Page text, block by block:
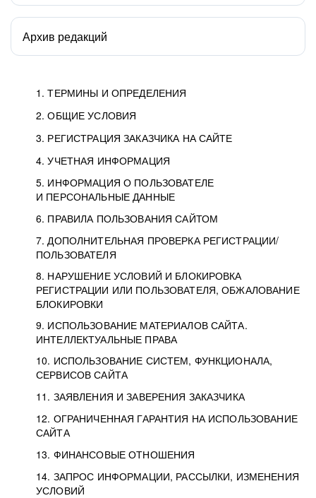
1. ТЕРМИНЫ И ОПРЕДЕЛЕНИЯ
2. ОБЩИЕ УСЛОВИЯ
3. РЕГИСТРАЦИЯ ЗАКАЗЧИКА НА САЙТЕ
4. УЧЕТНАЯ ИНФОРМАЦИЯ
5. ИНФОРМАЦИЯ О ПОЛЬЗОВАТЕЛЕ
И ПЕРСОНАЛЬНЫЕ ДАННЫЕ
6. ПРАВИЛА ПОЛЬЗОВАНИЯ САЙТОМ
7. ДОПОЛНИТЕЛЬНАЯ ПРОВЕРКА РЕГИСТРАЦИИ/
ПОЛЬЗОВАТЕЛЯ
8. НАРУШЕНИЕ УСЛОВИЙ И БЛОКИРОВКА
РЕГИСТРАЦИИ ИЛИ ПОЛЬЗОВАТЕЛЯ, ОБЖАЛОВАНИЕ
БЛОКИРОВКИ
9. ИСПОЛЬЗОВАНИЕ МАТЕРИАЛОВ САЙТА.
ИНТЕЛЛЕКТУАЛЬНЫЕ ПРАВА
10. ИСПОЛЬЗОВАНИЕ СИСТЕМ, ФУНКЦИОНАЛА,
СЕРВИСОВ САЙТА
11. ЗАЯВЛЕНИЯ И ЗАВЕРЕНИЯ ЗАКАЗЧИКА
12. ОГРАНИЧЕННАЯ ГАРАНТИЯ НА ИСПОЛЬЗОВАНИЕ
САЙТА
13. ФИНАНСОВЫЕ ОТНОШЕНИЯ
14. ЗАПРОС ИНФОРМАЦИИ, РАССЫЛКИ, ИЗМЕНЕНИЯ
УСЛОВИЙ
Архив редакций